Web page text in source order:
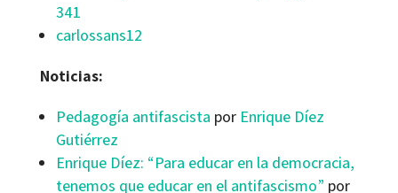
341
carlossans12
Noticias:
Pedagogía antifascista por Enrique Díez
Gutiérrez
Enrique Díez: “Para educar en la democracia,
tenemos que educar en el antifascismo” por